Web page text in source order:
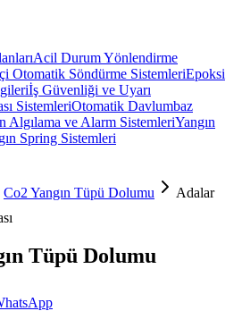
Acil Durum Yönlendirme
Otomatik Söndürme SistemleriEpoksi
İş Güvenliği ve Uyarı
SistemleriOtomatik Davlumbaz
Algılama ve Alarm SistemleriYangın
Spring Sistemleri
Co2 Yangın Tüpü Dolumu
Adalar
Tüpü Dolumu